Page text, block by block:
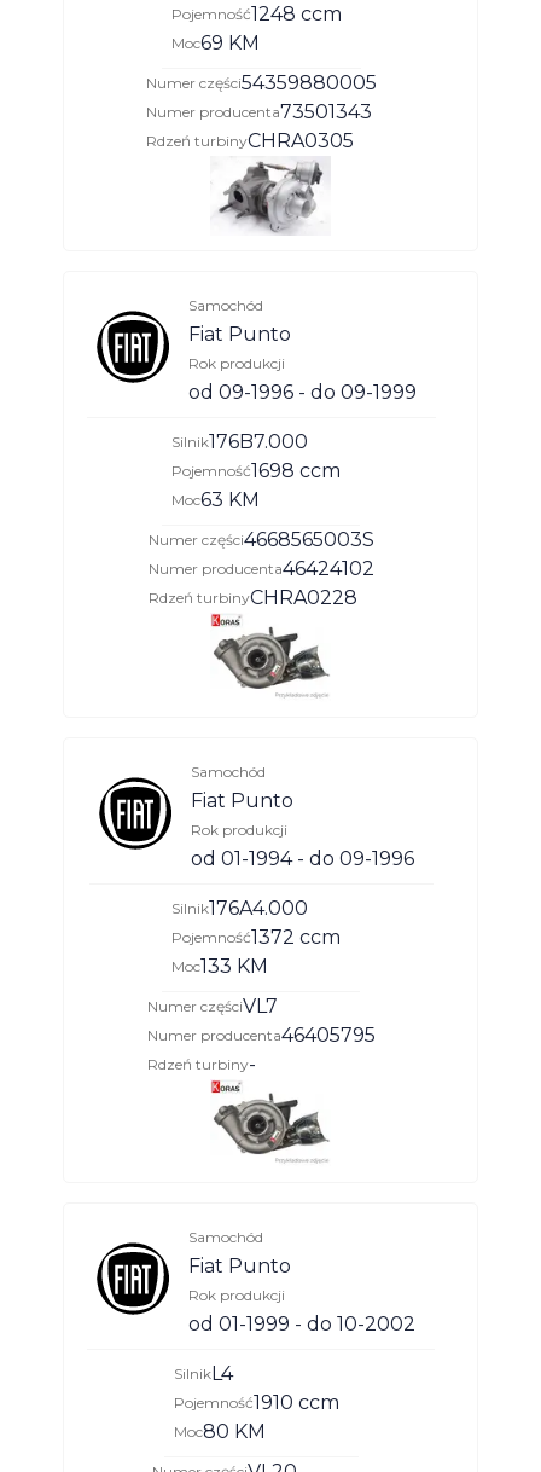
Pojemność1248 ccm
Moc69 KM
Numer części54359880005
Numer producenta73501343
Rdzeń turbinyCHRA0305
Samochód
Fiat Punto
Rok produkcji
od 09-1996 - do 09-1999
Silnik176B7.000
Pojemność1698 ccm
Moc63 KM
Numer części4668565003S
Numer producenta46424102
Rdzeń turbinyCHRA0228
Samochód
Fiat Punto
Rok produkcji
od 01-1994 - do 09-1996
Silnik176A4.000
Pojemność1372 ccm
Moc133 KM
Numer częściVL7
Numer producenta46405795
Rdzeń turbiny-
Samochód
Fiat Punto
Rok produkcji
od 01-1999 - do 10-2002
SilnikL4
Pojemność1910 ccm
Moc80 KM